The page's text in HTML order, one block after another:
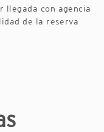
llegada con agencia
de la reserva